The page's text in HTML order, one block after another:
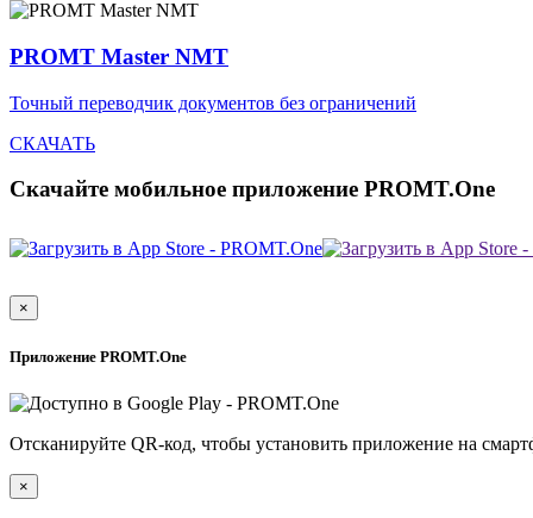
PROMT Master NMT
Точный переводчик документов без ограничений
СКАЧАТЬ
Скачайте мобильное приложение PROMT.One
×
Приложение PROMT.One
Отсканируйте QR-код, чтобы установить приложение на
×